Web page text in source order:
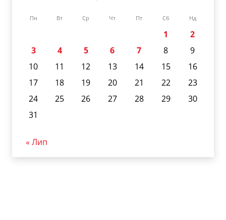
Пн Вт Ср Чт Пт Сб Нд
1
2
3
4 5 6 7 8
9
10
11 12 13 14 15
16
17
18 19 20 21 22
23
24
25 26 27 28 29
30
31
« Лип